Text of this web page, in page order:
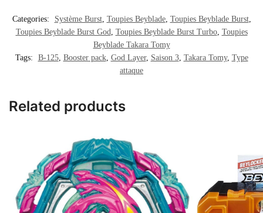
Categories: Système Burst, Toupies Beyblade, Toupies Beyblade Burst,
Toupies Beyblade Burst God
Toupies Beyblade Burst Turbo, Toupies
Beyblade Takara Tomy
Tags:
B-125, Booster pack, God Layer, Saison 3, Takara Tomy, Type
attaque
Related products